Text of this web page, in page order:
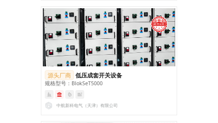
源头厂商 低压成套开关设备
规格型号：BlokSeT5000
中航新科电气（天津）有限公司